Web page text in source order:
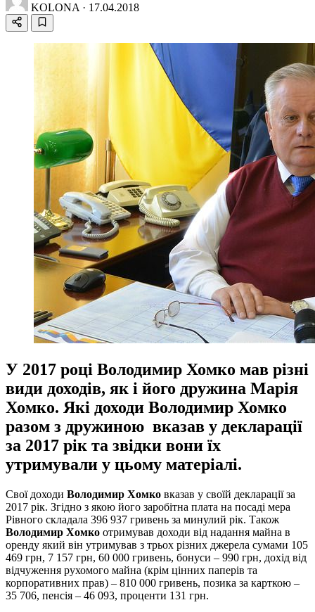
KOLONA · 17.04.2018
У 2017 році Володимир Хомко мав різні
види доходів, як і його дружина Марія
Хомко. Які доходи Володимир Хомко
разом з дружиною вказав у декларації
за 2017 рік та звідки вони їх
утримували у цьому матеріалі.
Свої доходи Володимир Хомко вказав у своїй декларації за
2017 рік. Згідно з якою його заробітна плата на посаді мера
Рівного складала 396 937 гривень за минулий рік. Також
Володимир Хомко отримував доходи від надання майна в
оренду який він утримував з трьох різних джерела сумами 105
469 грн, 7 157 грн, 60 000 гривень, бонуси – 990 грн, дохід від
відчуження рухомого майна (крім цінних паперів та
корпоративних прав) – 810 000 гривень, позика за карткою –
35 706, пенсія – 46 093, проценти 131 грн.